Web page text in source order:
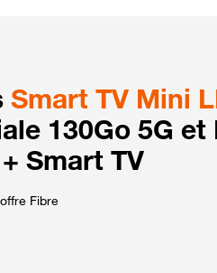
Smart TV Mini
130Go 5G
Smart TV
Fibre